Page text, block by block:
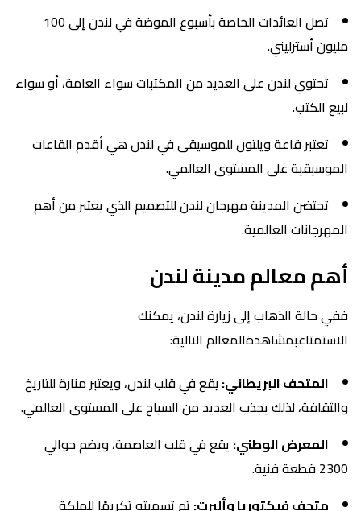
تصل العائدات الخاصة بأسبوع الموضة في لندن إلى 100
مليون أسترليني.
تحتوي لندن على العديد من المكتبات سواء العامة، أو سواء
لبيع الكتب.
تعتبر قاعة ويلتون للموسيقى في لندن هي أقدم القاعات
الموسيقية على المستوى العالمي.
تحتضن المدينة مهرجان لندن للتصميم الذي يعتبر من أهم
المهرجانات العالمية.
أهم معالم مدينة لندن
ففي حالة الذهاب إلى زيارة لندن، يمكنك
الاستمتاعبمشاهدةالمعالم التالية:
المتحف البريطاني: يقع في قلب لندن، ويعتبر منارة للتاريخ
والثقافة، لذلك يجذب العديد من السياح على المستوى العالمي.
المعرض الوطني: يقع في قلب العاصمة، ويضم حوالي
2300 قطعة فنية.
متحف فيكتوريا وألبرت: تم تسميته تكريمًا للملكة